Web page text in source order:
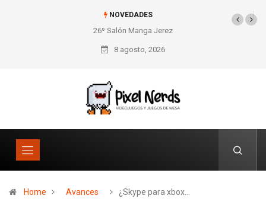
NOVEDADES
26º Salón Manga Jerez SNES Pixel Book para
los amantes de lo retro
8 agosto, 2026
Home Avances ¿Skype para xbox…